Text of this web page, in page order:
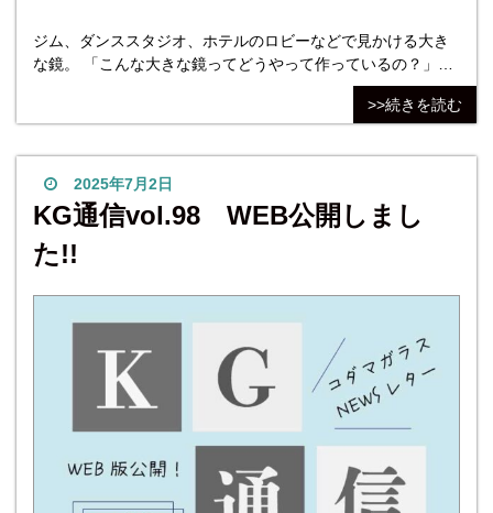
ジム、ダンススタジオ、ホテルのロビーなどで見かける大き
な鏡。 「こんな大きな鏡ってどうやって作っているの？」
「1枚物で作れるの？」 「どこまで大きくできるの？」 実
は、鏡のサイズには製造上の限界だけでなく、搬入や施工に
くできるのか？」を分かりやすくご紹介します！ そもそも鏡
の最大サイズは？ 一般的なミラーは大きな板からカット加工
してオー
>>続きを読む
2025年7月2日
KG通信vol.98 WEB公開しまし
た!!